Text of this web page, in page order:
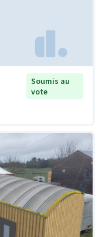
Soumis au
vote